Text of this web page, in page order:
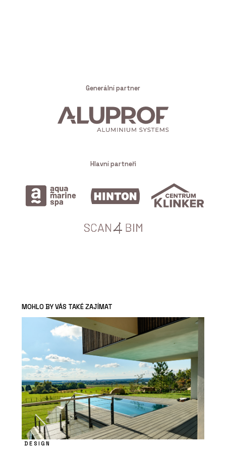
Generální partner
Hlavní partneři
MOHLO BY VÁS TAKÉ ZAJÍMAT
DESIGN